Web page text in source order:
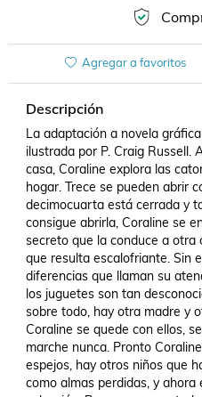
Agregar a favoritos
Descripción
La adaptación a novela
ilustrada por P. Craig Russell.
casa, Coraline explora las
hogar. Trece se pueden abrir
decimocuarta está cerrada y
consigue abrirla, Coraline se
secreto que la conduce a otra
que resulta escalofriante. Sin
diferencias que llaman su
los juguetes son tan
sobre todo, hay otra madre y
Coraline se quede con ellos,
marche nunca. Pronto
espejos, hay otros niños que
como almas perdidas, y